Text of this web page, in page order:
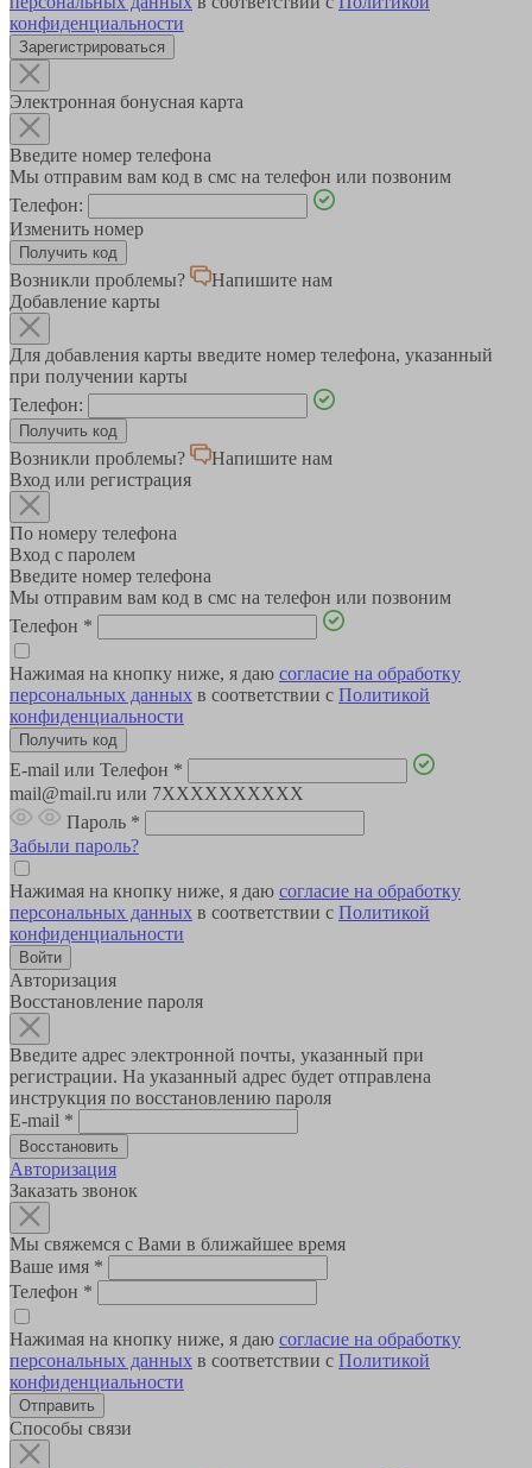
конфиденциальности
Зарегистрироваться
Электронная бонусная карта
Введите номер телефона
Мы отправим вам код в смс на телефон или позвоним
Телефон:
Изменить номер
Возникли проблемы?
Напишите нам
Добавление карты
Для добавления карты введите номер телефона, указанный
при получении карты
Телефон:
Возникли проблемы?
Напишите нам
Вход или регистрация
По номеру телефона
Вход с паролем
Введите номер телефона
Мы отправим вам код в смс на телефон или позвоним
Телефон *
Нажимая на кнопку ниже, я даю согласие на обработку
персональных данных в соответствии с Политикой
конфиденциальности
E-mail или Телефон *
mail@mail.ru или 7XXXXXXXXXX
Пароль *
Забыли пароль?
Нажимая на кнопку ниже, я даю согласие на обработку
персональных данных в соответствии с Политикой
конфиденциальности
Авторизация
Восстановление пароля
Введите адрес электронной почты, указанный при
регистрации. На указанный адрес будет отправлена
инструкция по восстановлению пароля
E-mail *
Авторизация
Заказать звонок
Мы свяжемся с Вами в ближайшее время
Ваше имя *
Телефон *
Нажимая на кнопку ниже, я даю согласие на обработку
персональных данных в соответствии с Политикой
конфиденциальности
Способы связи